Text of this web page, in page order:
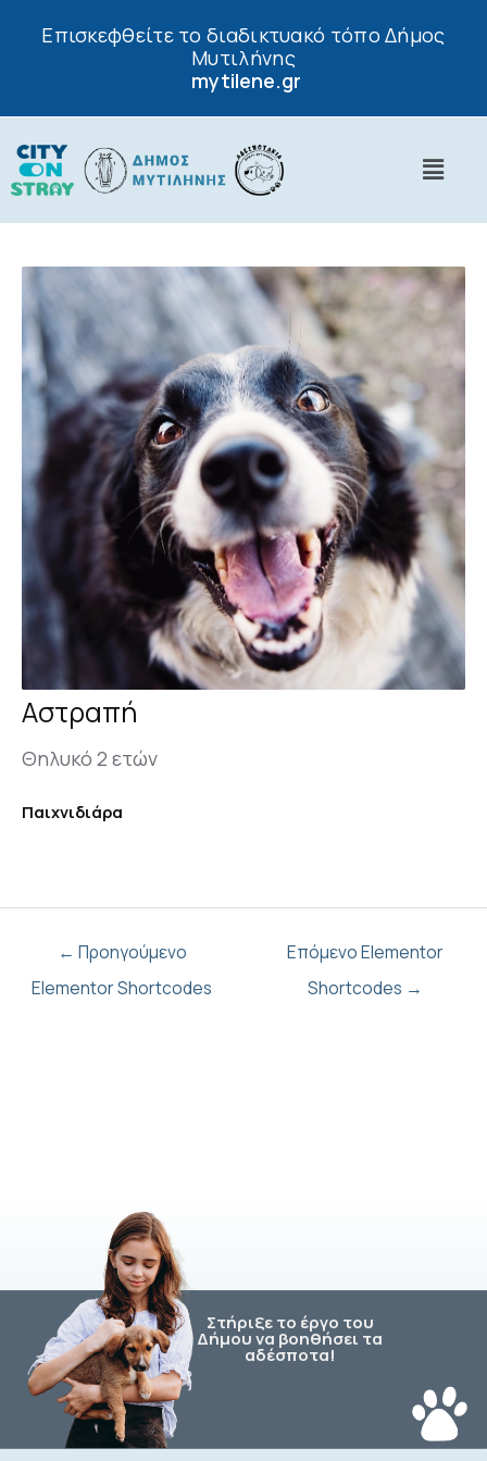
Επισκεφθείτε το διαδικτυακό τόπο Δήμος
Μυτιλήνης
mytilene.gr
Αστραπή
Θηλυκό 2 ετών
Παιχνιδιάρα
← Προηγούμενο
Elementor Shortcodes
Επόμενο Elementor
Shortcodes →
Στήριξε το έργο του
Δήμου να βοηθήσει τα
αδέσποτα!